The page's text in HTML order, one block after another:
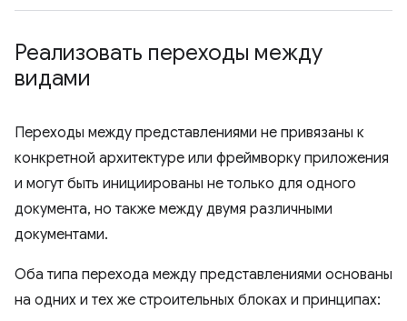
Реализовать переходы между
видами
Переходы между представлениями не привязаны к
конкретной архитектуре или фреймворку приложения
и могут быть инициированы не только для одного
документа, но также между двумя различными
документами.
Оба типа перехода между представлениями основаны
на одних и тех же строительных блоках и принципах: